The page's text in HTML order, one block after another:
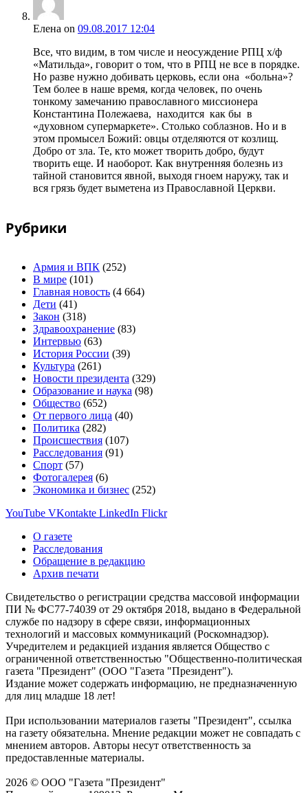
Елена on 09.08.2017 12:04
Все, что видим, в том числе и неосуждение РПЦ х/ф
«Матильда», говорит о том, что в РПЦ не все в порядке.
Но разве нужно добивать церковь, если она «больна»?
Тем более в наше время, когда человек, по очень
тонкому замечанию православного миссионера
Константина Полежаева, находится как бы в
«духовном супермаркете». Столько соблазнов. Но и в
этом промысел Божий: овцы отделяются от козлищ.
Добро от зла. Те, кто может творить добро, будут
творить еще. И наоборот. Как внутренняя болезнь из
тайной становится явной, выходя гноем наружу, так и
вся грязь будет выметена из Православной Церкви.
Рубрики
Армия и ВПК (252)
В мире (101)
Главная новость (4 664)
Дети (41)
Закон (318)
Здравоохранение (83)
Интервью (63)
История России (39)
Культура (261)
Новости президента (329)
Образование и наука (98)
Общество (652)
От первого лица (40)
Политика (282)
Происшествия (107)
Расследования (91)
Спорт (57)
Фотогалерея (6)
Экономика и бизнес (252)
YouTube VKontakte LinkedIn Flickr
О газете
Расследования
Обращение в редакцию
Архив печати
Свидетельство о регистрации средства массовой информации
ПИ № ФС77-74039 от 29 октября 2018, выдано в Федеральной
службе по надзору в сфере связи, информационных
технологий и массовых коммуникаций (Роскомнадзор).
Учредителем и редакцией издания является Общество с
ограниченной ответственностью "Общественно-политическая
газета "Президент" (ООО "Газета "Президент").
Издание может содержать информацию, не предназначенную
для лиц младше 18 лет!
При использовании материалов газеты "Президент", ссылка
на газету обязательна. Мнение редакции может не совпадать с
мнением авторов. Авторы несут ответственность за
предоставленные материалы.
2026 © ООО "Газета "Президент"